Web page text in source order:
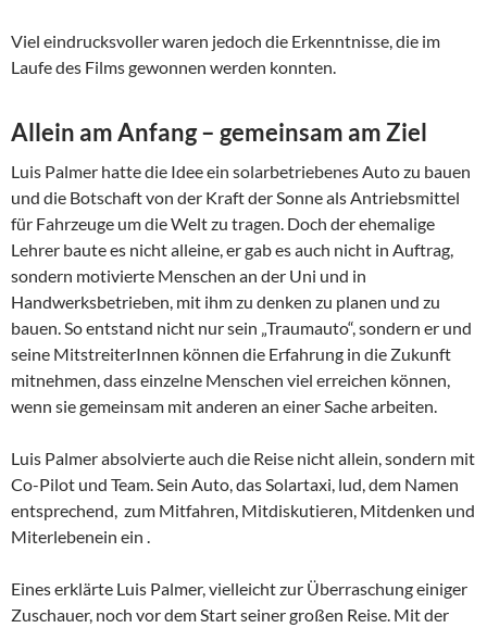
Viel eindrucksvoller waren jedoch die Erkenntnisse, die im
Laufe des Films gewonnen werden konnten.
Allein am Anfang – gemeinsam am Ziel
Luis Palmer hatte die Idee ein solarbetriebenes Auto zu bauen
und die Botschaft von der Kraft der Sonne als Antriebsmittel
für Fahrzeuge um die Welt zu tragen. Doch der ehemalige
Lehrer baute es nicht alleine, er gab es auch nicht in Auftrag,
sondern motivierte Menschen an der Uni und in
Handwerksbetrieben, mit ihm zu denken zu planen und zu
bauen. So entstand nicht nur sein „Traumauto“, sondern er und
seine MitstreiterInnen können die Erfahrung in die Zukunft
mitnehmen, dass einzelne Menschen viel erreichen können,
wenn sie gemeinsam mit anderen an einer Sache arbeiten.
Luis Palmer absolvierte auch die Reise nicht allein, sondern mit
Co-Pilot und Team. Sein Auto, das Solartaxi, lud, dem Namen
entsprechend, zum Mitfahren, Mitdiskutieren, Mitdenken und
Miterlebenein ein .
Eines erklärte Luis Palmer, vielleicht zur Überraschung einiger
Zuschauer, noch vor dem Start seiner großen Reise. Mit der